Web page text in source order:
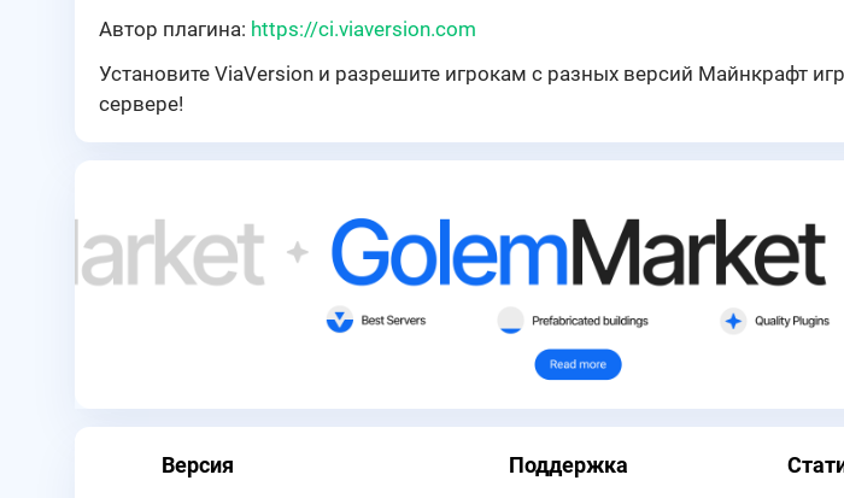
Автор плагина: https://ci.viaversion.com
Установите ViaVersion и разрешите игрокам с разных версий Майнкрафт
сервере!
Версия Поддержка